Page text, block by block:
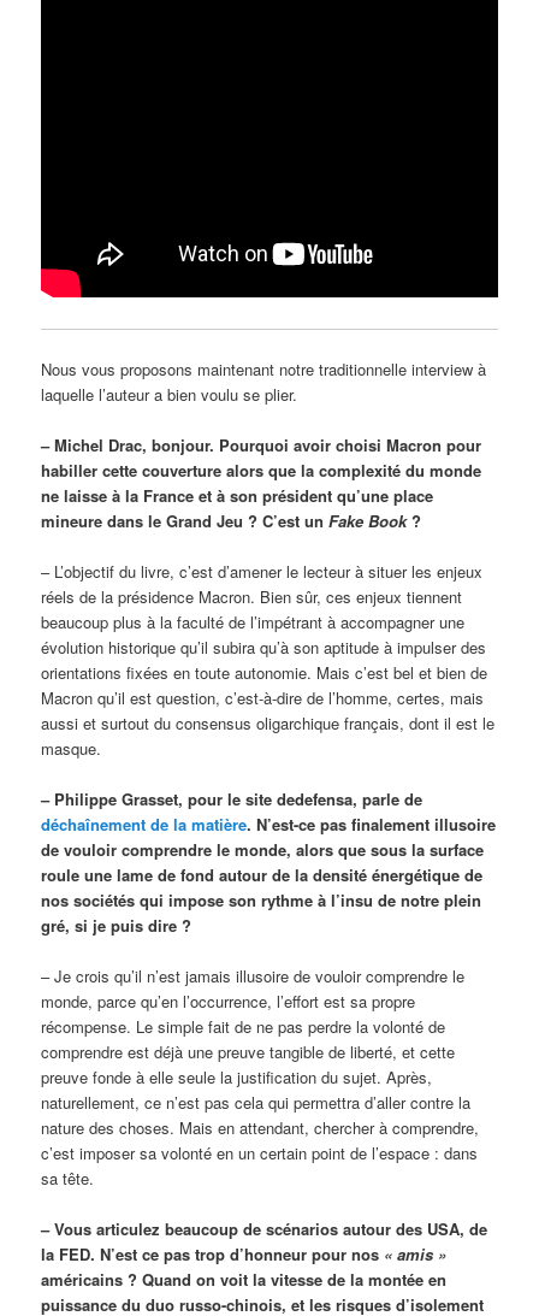
Nous vous proposons maintenant notre traditionnelle interview à
laquelle l’auteur a bien voulu se plier.
– Michel Drac, bonjour. Pourquoi avoir choisi Macron pour
habiller cette couverture alors que la complexité du monde
ne laisse à la France et à son président qu’une place
mineure dans le Grand Jeu ? C’est unFake Book ?
– L’objectif du livre, c’est d’amener le lecteur à situer les enjeux
réels de la présidence Macron. Bien sûr, ces enjeux tiennent
beaucoup plus à la faculté de l’impétrant à accompagner une
évolution historique qu’il subira qu’à son aptitude à impulser des
orientations fixées en toute autonomie. Mais c’est bel et bien de
Macron qu’il est question, c’est-à-dire de l’homme, certes, mais
aussi et surtout du consensus oligarchique français, dont il est le
masque.
– Philippe Grasset, pour le site dedefensa, parle de
déchaînement de la matière. N’est-ce pas finalement illusoire
de vouloir comprendre le monde, alors que sous la surface
roule une lame de fond autour de la densité énergétique de
nos sociétés qui impose son rythme à l’insu de notre plein
gré, si je puis dire ?
– Je crois qu’il n’est jamais illusoire de vouloir comprendre le
monde, parce qu’en l’occurrence, l’effort est sa propre
récompense. Le simple fait de ne pas perdre la volonté de
comprendre est déjà une preuve tangible de liberté, et cette
preuve fonde à elle seule la justification du sujet. Après,
naturellement, ce n’est pas cela qui permettra d’aller contre la
nature des choses. Mais en attendant, chercher à comprendre,
c’est imposer sa volonté en un certain point de l’espace : dans
sa tête.
– Vous articulez beaucoup de scénarios autour des USA, de
la FED. N’est ce pas trop d’honneur pour nos « amis »
américains ? Quand on voit la vitesse de la montée en
puissance du duo russo-chinois, et les risques d’isolement